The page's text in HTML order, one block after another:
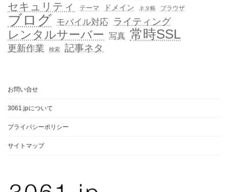
セキュリティ テーマ ドメイン ネタ帳 ブラウザ
ブログ モバイル対応 ライティング
レンタルサーバー 写真 常時SSL
更新作業 検索 記事ネタ
お問い合せ
3061.jpについて
プライバシーポリシー
サイトマップ